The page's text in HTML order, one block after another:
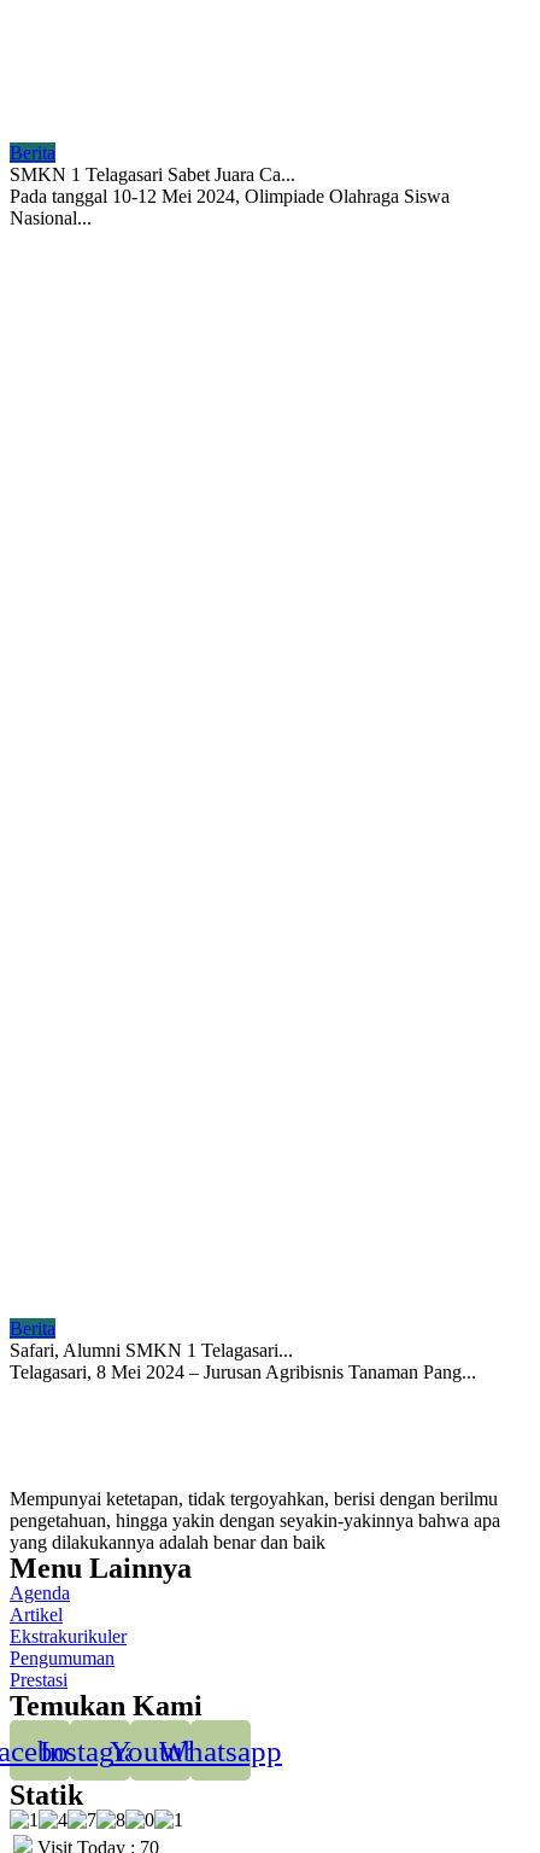
Berita
SMKN 1 Telagasari Sabet Juara Ca...
Pada tanggal 10-12 Mei 2024, Olimpiade Olahraga Siswa
Nasional...
Berita
Safari, Alumni SMKN 1 Telagasari...
Telagasari, 8 Mei 2024 – Jurusan Agribisnis Tanaman Pang...
Mempunyai ketetapan, tidak tergoyahkan, berisi dengan berilmu
pengetahuan, hingga yakin dengan seyakin-yakinnya bahwa apa
yang dilakukannya adalah benar dan baik
Menu Lainnya
Agenda
Artikel
Ekstrakurikuler
Pengumuman
Prestasi
Temukan Kami
InstagramYoutubeWhatsapp
Statik
Visit Today : 70